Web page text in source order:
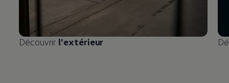
Découvrir l'extérieur